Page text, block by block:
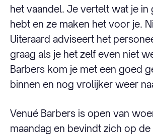
het vaandel. Je vertelt wat je in
hebt en ze maken het voor je.
Uiteraard adviseert het
graag als je het zelf even niet
Barbers kom je met een goed
binnen en nog vrolijker weer
Venué Barbers is open van
maandag en bevindt zich op de